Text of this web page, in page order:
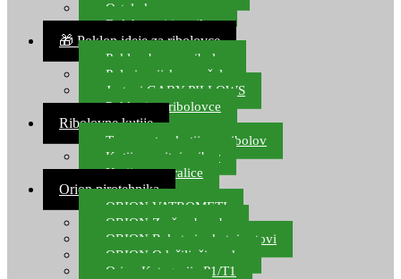
Ostala kamp oprema
Dalekozori i optika
🎁 Poklon ideje za ribolovce
Poklon bon za ribolov
Polarizacijske naočale
Jastuci GABY PILLOWS
Pokloni za ribolovce
Ribolovne kutije
Transportne kutije za ribolov
Kutije za sitni pribor
Kutije za varalice
Orion pirotehnika
ORION VATROMETI
ORION Zračne bombe
ORION Rakete i raketni setovi
ORION Odašiljači zvuka
Orion Kategorija P1/T1